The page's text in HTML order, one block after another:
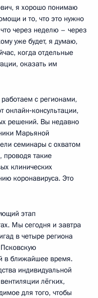
я хорошо понимаю
и то, что это нужно
через неделю – через
уже будет, я думаю,
когда отдельные
оказать им
с регионами,
решений. Вы недавно
Марьяной
семинары с охватом
проводя такие
клинических
коронавируса. Это
этап
Мы сегодня и завтра
в четыре региона
в ближайшее время.
индивидуальной
лёгких,
для того, чтобы